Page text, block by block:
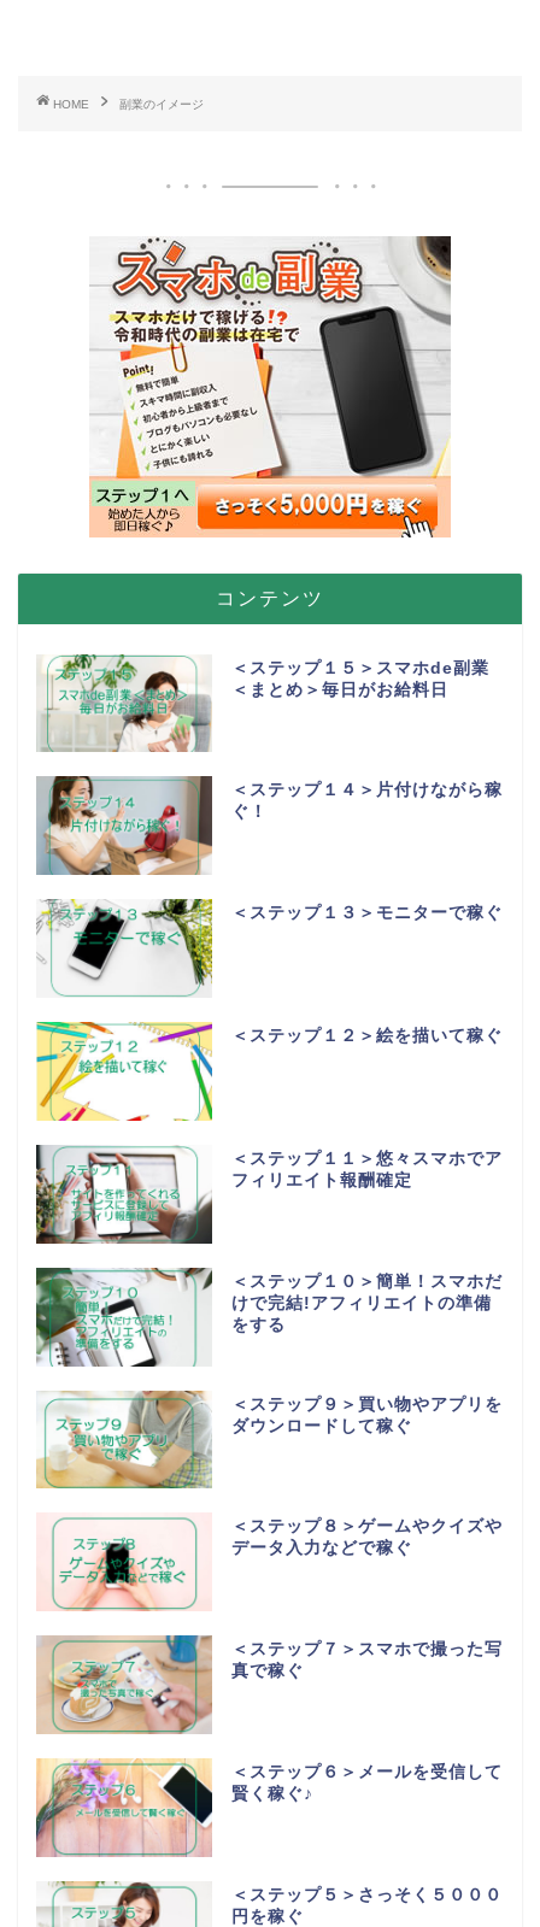
HOME 副業のイメージ
コンテンツ
＜ステップ１５＞スマホde副業
＜まとめ＞毎日がお給料日
＜ステップ１４＞片付けながら稼
ぐ！
＜ステップ１３＞モニターで稼ぐ
＜ステップ１２＞絵を描いて稼ぐ
＜ステップ１１＞悠々スマホでア
フィリエイト報酬確定
＜ステップ１０＞簡単！スマホだ
けで完結!アフィリエイトの準備
をする
＜ステップ９＞買い物やアプリを
ダウンロードして稼ぐ
＜ステップ８＞ゲームやクイズや
データ入力などで稼ぐ
＜ステップ７＞スマホで撮った写
真で稼ぐ
＜ステップ６＞メールを受信して
賢く稼ぐ♪
＜ステップ５＞さっそく５０００
円を稼ぐ